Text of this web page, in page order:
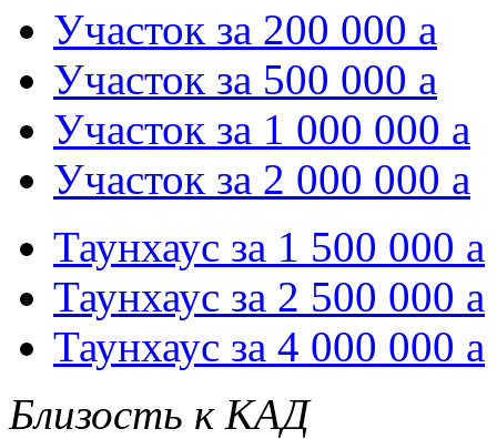
Участок за 200 000 a
Участок за 500 000 a
Участок за 1 000 000 a
Участок за 2 000 000 a
Таунхаус за 1 500 000 a
Таунхаус за 2 500 000 a
Таунхаус за 4 000 000 a
Близость к КАД